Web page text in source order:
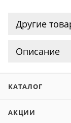
Другие
Описание
КАТАЛОГ
АКЦИИ